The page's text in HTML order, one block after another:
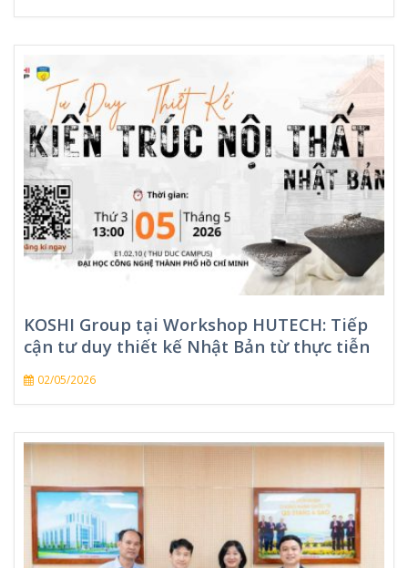
KOSHI Group tại Workshop HUTECH: Tiếp
cận tư duy thiết kế Nhật Bản từ thực tiễn
02/05/2026